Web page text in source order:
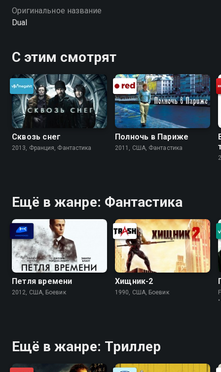
Оригинальное название
Dual
С этим смотрят
Сквозь снег
2013, Франция, Фантастика
Полночь в Париже
2011, США, Фантастика
Ещё в жанре: Фантастика
Петля времени
2012, США, Боевик
Хищник-2
1990, США, Боевик
Ещё в жанре: Триллер